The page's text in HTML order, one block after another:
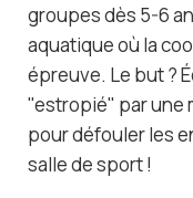
groupes dès 5-6
aquatique où la
épreuve. Le but ?
"estropié" par une
pour défouler les
salle de sport !